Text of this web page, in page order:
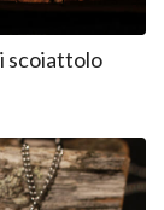
scoiattolo